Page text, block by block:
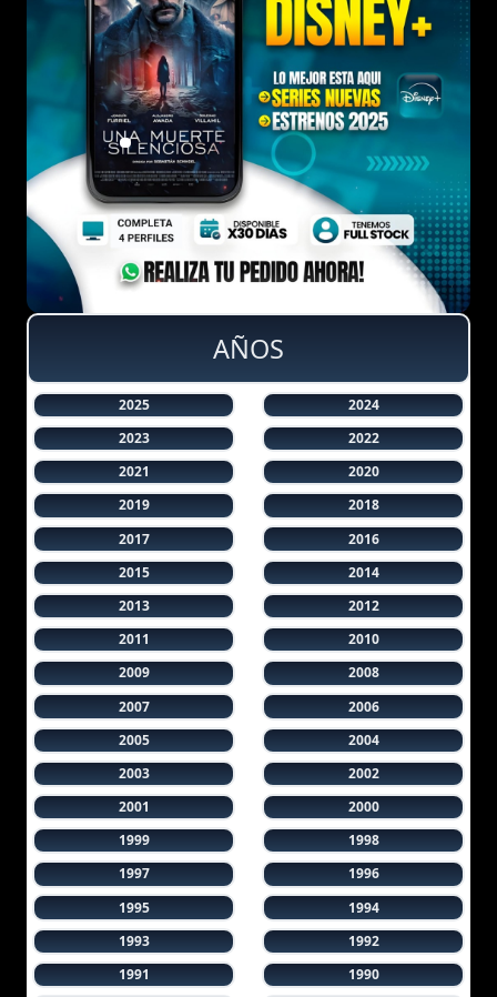
AÑOS
2025
2024
2023
2022
2021
2020
2019
2018
2017
2016
2015
2014
2013
2012
2011
2010
2009
2008
2007
2006
2005
2004
2003
2002
2001
2000
1999
1998
1997
1996
1995
1994
1993
1992
1991
1990